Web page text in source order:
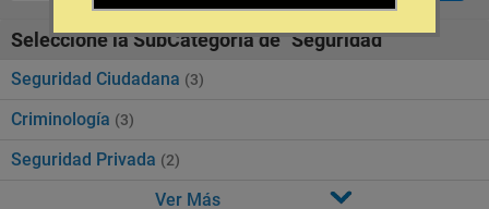
Seleccione la SubCategoría de "Seguridad"
Seguridad Ciudadana (3)
Criminología (3)
Seguridad Privada (2)
Ver Más